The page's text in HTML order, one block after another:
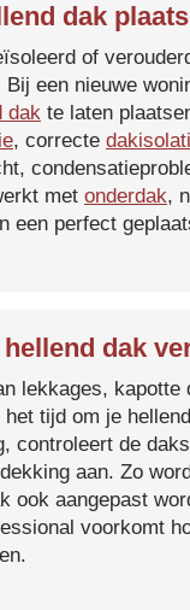
dak
of
een nieuwe
dak te laten
, correcte
met onderdak,
een perfect
dak
lekkages,
het tijd om je
controleert de
aan. Zo
ook aangepast
voorkomt